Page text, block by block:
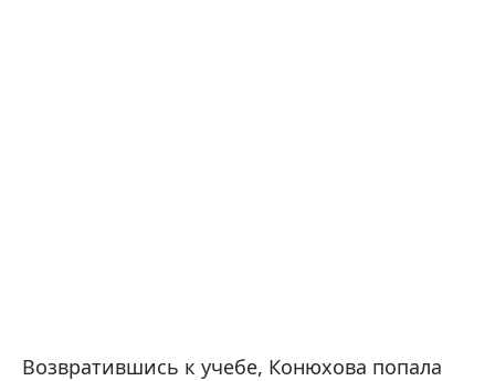
Возвратившись к учебе, Конюхова попала